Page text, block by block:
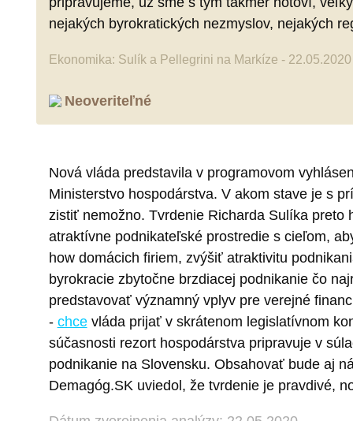
nejakých byrokratických nezmyslov, nejakých
Ekonomika: Sulík a Pellegrini na Markíze - 22.05.2020
Neoveriteľné
Nová vláda predstavila v programovom
Ministerstvo hospodárstva. V akom stave je s
zistiť nemožno. Tvrdenie Richarda Sulíka preto
atraktívne podnikateľské prostredie s cieľom,
how domácich firiem, zvýšiť atraktivitu
byrokracie zbytočne brzdiacej podnikanie čo
predstavovať významný vplyv pre verejné
- chcevláda prijať v skrátenom legislatívnom
súčasnosti rezort hospodárstva pripravuje v
podnikanie na Slovensku. Obsahovať bude aj
Demagóg.SK uviedol, že tvrdenie je pravdivé,